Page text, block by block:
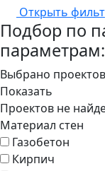
Открыть
Подбор по
параметрам:
Выбрано
Показать
Проектов не
Материал стен
Газобетон
Кирпич